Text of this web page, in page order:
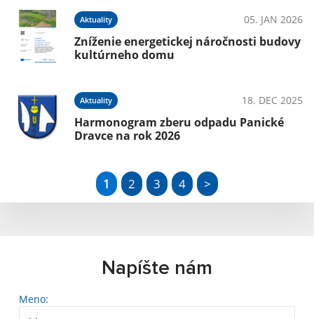
Aktuality 05. JAN 2026
Zníženie energetickej náročnosti budovy
kultúrneho domu
Aktuality 18. DEC 2025
Harmonogram zberu odpadu Panické
Dravce na rok 2026
1 2 3 4 >
Napíšte nám
Meno: